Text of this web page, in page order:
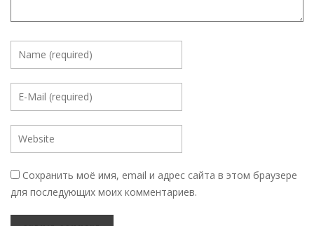
Сохранить моё имя, email и адрес сайта в этом браузере
для последующих моих комментариев.